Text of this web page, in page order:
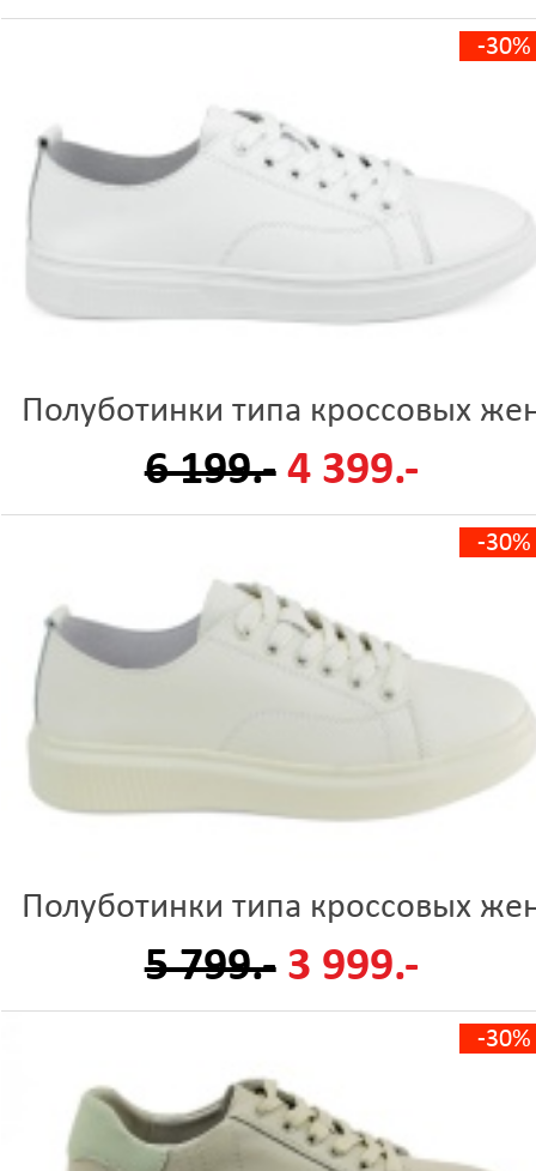
-30%
Полуботинки типа кроссовых
6 199.- 4 399.-
-30%
Полуботинки типа кроссовых
5 799.- 3 999.-
-30%